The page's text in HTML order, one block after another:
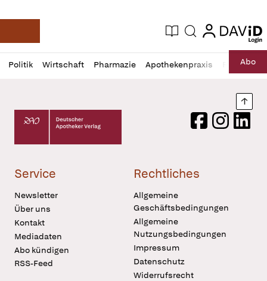
Deutsche Apotheker Zeitung
Aktuelle Ausgabe
Suche login
login
Politik Wirtschaft Pharmazie Apothekenpraxis RechtAbo
Profil
öffnen
Daz
Pur
Deutscher Apotheker Verlag Logo
FacebookInstagram
Service
Newsletter
Über uns
Kontakt
Mediadaten
Abo kündigen
RSS-Feed
Rechtliches
Allgemeine
Geschäftsbedingungen
Allgemeine
Nutzungsbedingungen
Impressum
Datenschutz
Widerrufsrecht